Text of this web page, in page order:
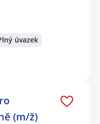
úvazek
(m/ž)